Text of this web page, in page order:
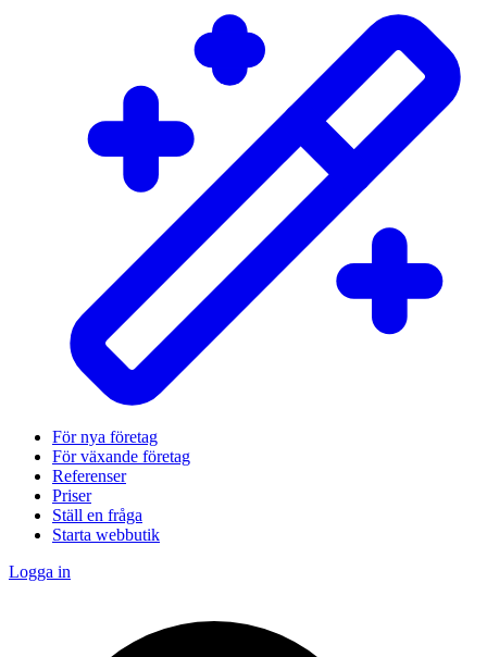
För nya företag
För växande företag
Referenser
Priser
Ställ en fråga
Starta webbutik
Logga in